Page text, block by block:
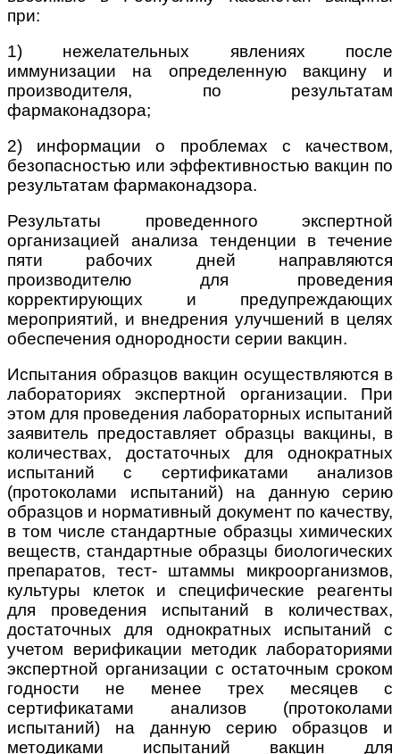
при:
1) нежелательных явлениях после
иммунизации на определенную вакцину и
производителя, по результатам
фармаконадзора;
2) информации о проблемах с качеством,
безопасностью или эффективностью вакцин по
результатам фармаконадзора.
Результаты проведенного экспертной
организацией анализа тенденции в течение
пяти рабочих дней направляются
производителю для проведения
корректирующих и предупреждающих
мероприятий, и внедрения улучшений в целях
обеспечения однородности серии вакцин.
Испытания образцов вакцин осуществляются в
лабораториях экспертной организации. При
этом для проведения лабораторных испытаний
заявитель предоставляет образцы вакцины, в
количествах, достаточных для однократных
испытаний с сертификатами анализов
(протоколами испытаний) на данную серию
образцов и нормативный документ по качеству,
в том числе стандартные образцы химических
веществ, стандартные образцы биологических
препаратов, тест- штаммы микроорганизмов,
культуры клеток и специфические реагенты
для проведения испытаний в количествах,
достаточных для однократных испытаний с
учетом верификации методик лабораториями
экспертной организации с остаточным сроком
годности не менее трех месяцев с
сертификатами анализов (протоколами
испытаний) на данную серию образцов и
методиками испытаний вакцин для